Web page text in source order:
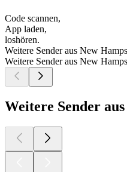
Code scannen,
App laden,
loshören.
Weitere Sender aus New
Weitere Sender aus New
Weitere Sender